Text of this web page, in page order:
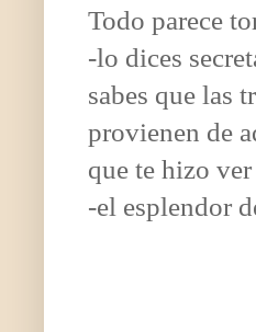
Todo parece
-lo dices
sabes que las
provienen de
que te hizo
-el esplendor
-
que